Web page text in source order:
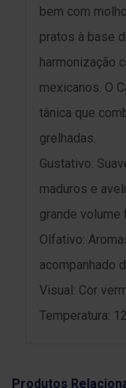
bem com
pratos à base
harmonização
mexicanos. O
tânica que
grelhadas.
Gustativo:
maduros e
grande volume
Olfativo:
acompanhado
Visual: Cor
Temperatura:
Produtos